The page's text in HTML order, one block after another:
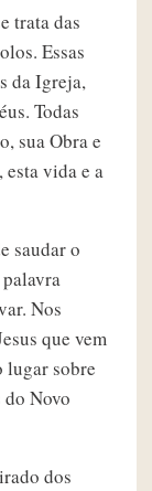
trata das
Essas
da Igreja,
Todas
sua Obra e
esta vida e a
saudar o
Nos
que vem
lugar sobre
Novo
dos